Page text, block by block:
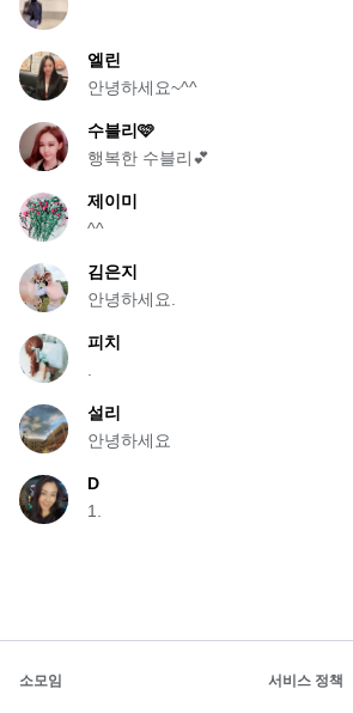
엘린
안녕하세요~^^
수블리🩷
행복한 수블리💕
제이미
^^
김은지
안녕하세요.
피치
설리
안녕하세요
D
1.
소모임 서비스 정책